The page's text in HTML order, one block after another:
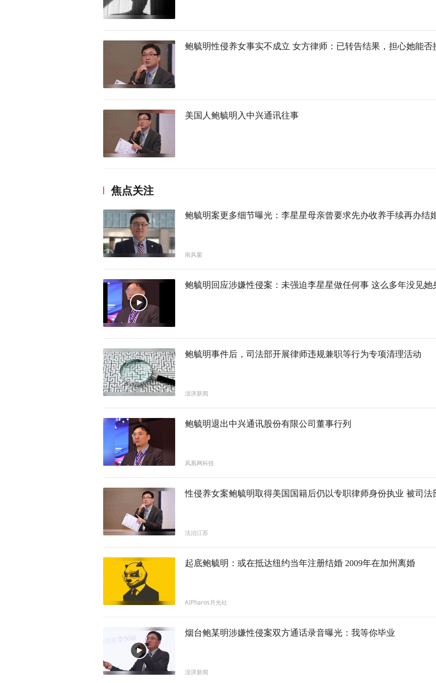
鲍毓明性侵养女事实不成立 女方律师：已转告结果，担心她能否
美国人鲍毓明入中兴通讯往事
焦点关注
鲍毓明案更多细节曝光：李星星母亲曾要求先办收养手续再办结
南风窗
鲍毓明回应涉嫌性侵案：未强迫李星星做任何事 这么多年没见她
鲍毓明事件后，司法部开展律师违规兼职等行为专项清理活动
澎湃新闻
鲍毓明退出中兴通讯股份有限公司董事行列
凤凰网科技
性侵养女案鲍毓明取得美国国籍后仍以专职律师身份执业 被司法
法治江苏
起底鲍毓明：或在抵达纽约当年注册结婚 2009年在加州离婚
AIPharos月光社
烟台鲍某明涉嫌性侵案双方通话录音曝光：我等你毕业
澎湃新闻